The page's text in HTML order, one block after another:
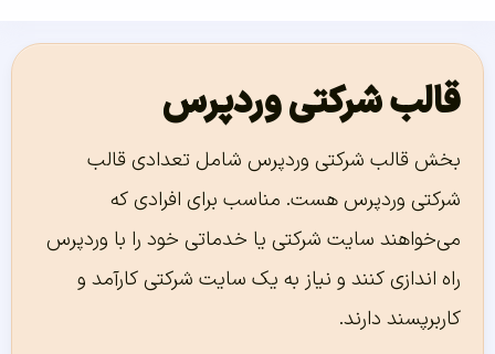
قالب شرکتی وردپرس
بخش قالب شرکتی وردپرس شامل تعدادی قالب
شرکتی وردپرس هست. مناسب برای افرادی که
می‌خواهند سایت شرکتی یا خدماتی خود را با وردپرس
راه اندازی کنند و نیاز به یک سایت شرکتی کارآمد و
کاربرپسند دارند.